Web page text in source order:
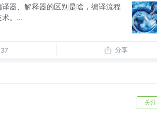
器、解释器的区别是啥，编译流程
。...
37 分享
关注